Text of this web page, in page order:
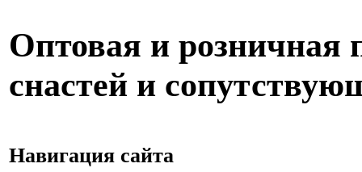
Оптовая и розничная
снастей и
Навигация сайта